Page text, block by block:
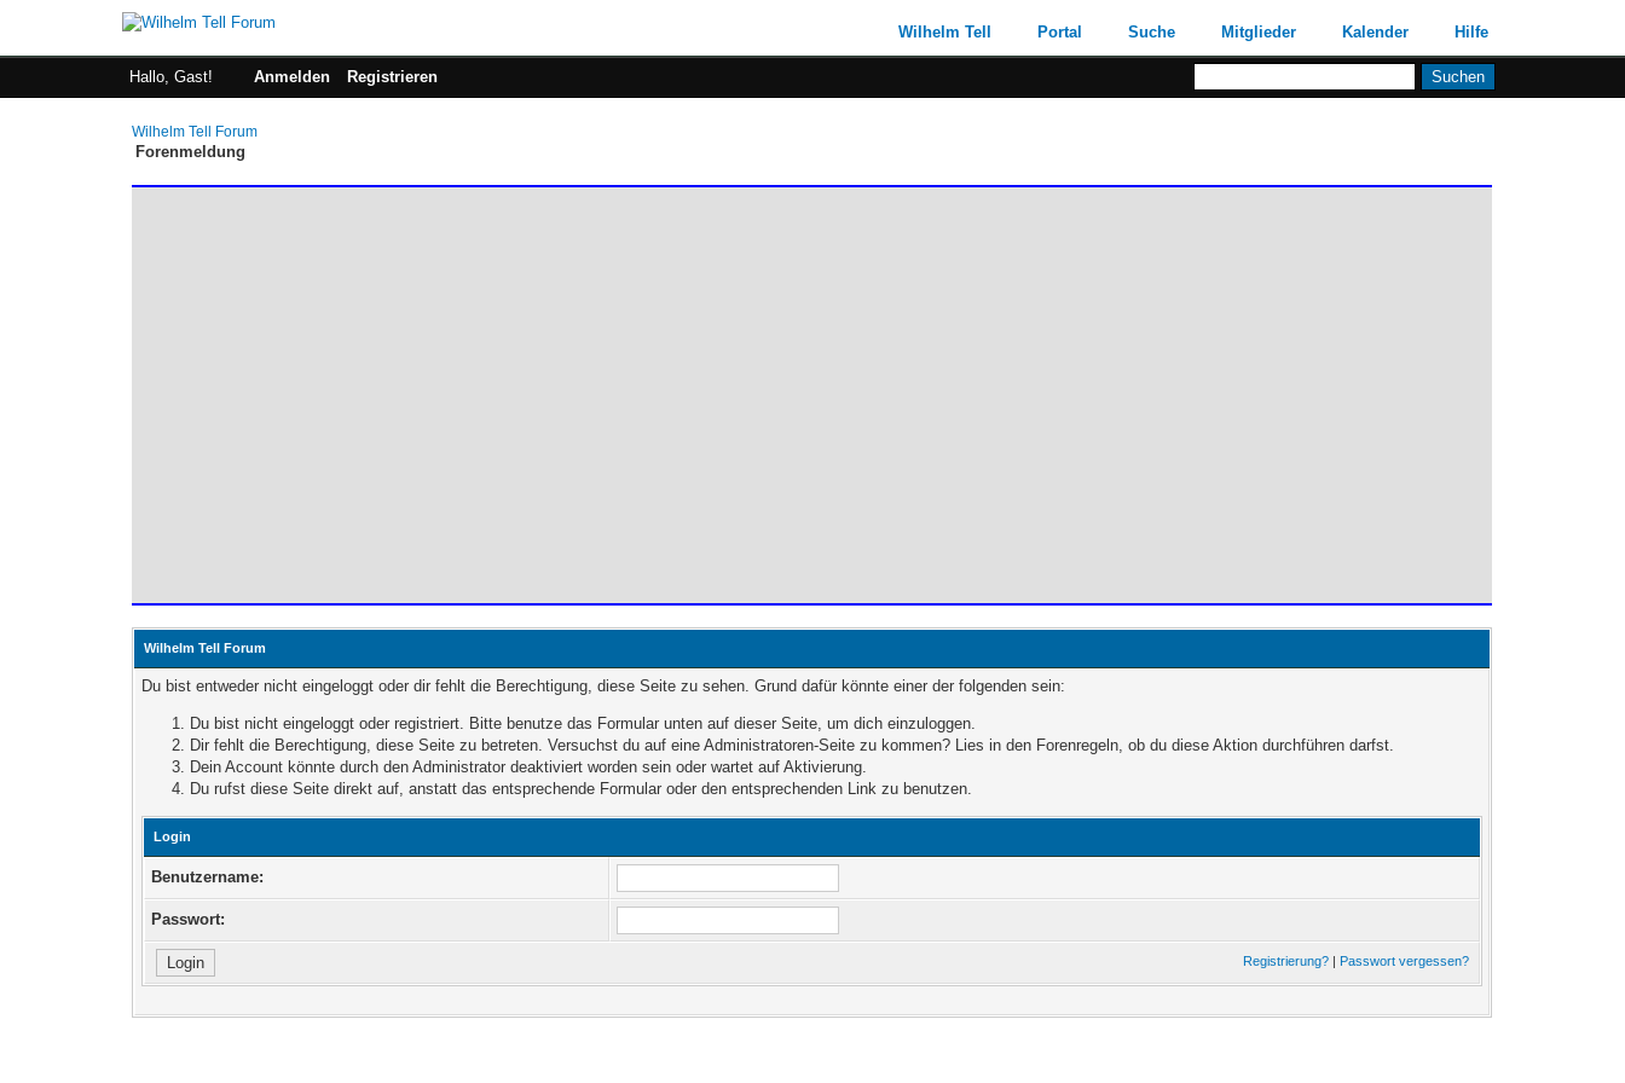
Wilhelm Tell Portal Suche Mitglieder Kalender Hilfe
Hallo, Gast! Anmelden Registrieren
Wilhelm Tell Forum
Forenmeldung
Wilhelm Tell Forum
Du bist entweder nicht eingeloggt oder dir fehlt die Berechtigung, diese Seite zu sehen. Grund dafür könnte einer der folgenden sein:
Du bist nicht eingeloggt oder registriert. Bitte benutze das Formular unten auf dieser Seite, um dich einzuloggen.
Dir fehlt die Berechtigung, diese Seite zu betreten. Versuchst du auf eine Administratoren-Seite zu kommen? Lies in den Forenregeln, ob du diese Aktion durchführen darfst.
Dein Account könnte durch den Administrator deaktiviert worden sein oder wartet auf Aktivierung.
Du rufst diese Seite direkt auf, anstatt das entsprechende Formular oder den entsprechenden Link zu benutzen.
Login
Benutzername:
Passwort:
Registrierung? | Passwort vergessen?